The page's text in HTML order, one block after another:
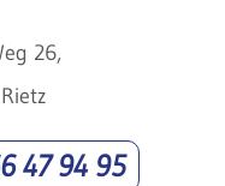
26,
47 94 95